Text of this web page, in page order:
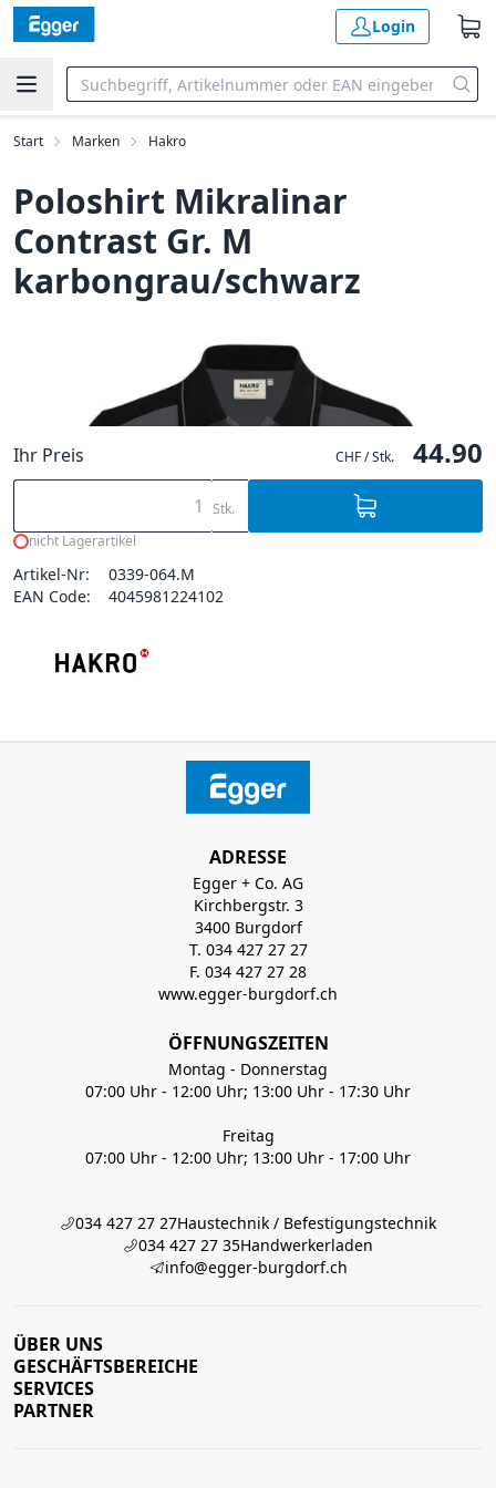
Login
Start Marken Hakro
Poloshirt Mikralinar
Contrast Gr. M
karbongrau/schwarz
Ihr Preis CHF / Stk. 44.90
Stk.
nicht Lagerartikel
Artikel-Nr:
0339-064.M
EAN Code:
4045981224102
ADRESSE
Egger + Co. AG
Kirchbergstr. 3
3400 Burgdorf
T. 034 427 27 27
F. 034 427 27 28
www.egger-burgdorf.ch
ÖFFNUNGSZEITEN
Montag - Donnerstag
07:00 Uhr - 12:00 Uhr; 13:00 Uhr - 17:30 Uhr
Freitag
07:00 Uhr - 12:00 Uhr; 13:00 Uhr - 17:00 Uhr
034 427 27 27Haustechnik / Befestigungstechnik
034 427 27 35Handwerkerladen
info@egger-burgdorf.ch
ÜBER UNS
GESCHÄFTSBEREICHE
SERVICES
PARTNER